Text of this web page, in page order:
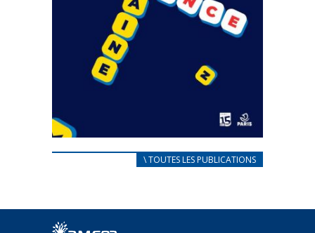
CARNET D’ACCUEIL
Afin d’accompagner au mieux les réfugiés
\ TOUTES LES PUBLICATIONS